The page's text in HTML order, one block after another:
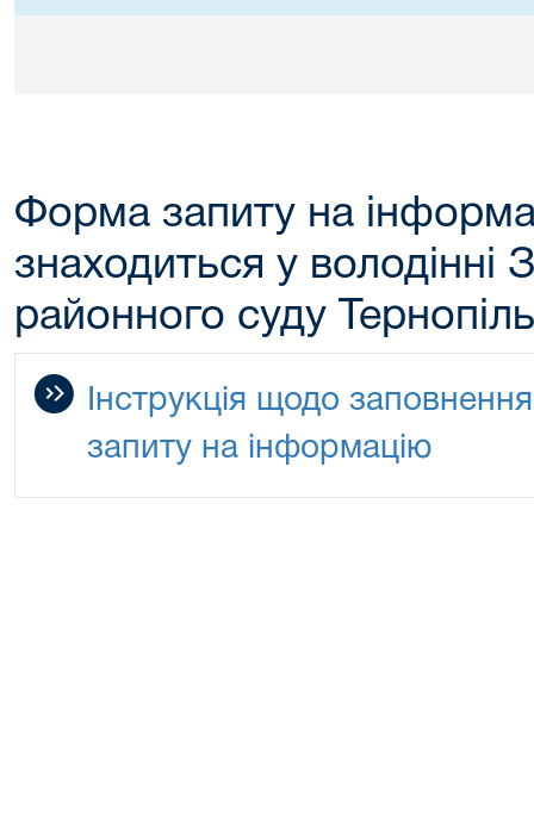
Форма запиту на
знаходиться у володінні
районного суду
Інструкція щодо
запиту на інформацію